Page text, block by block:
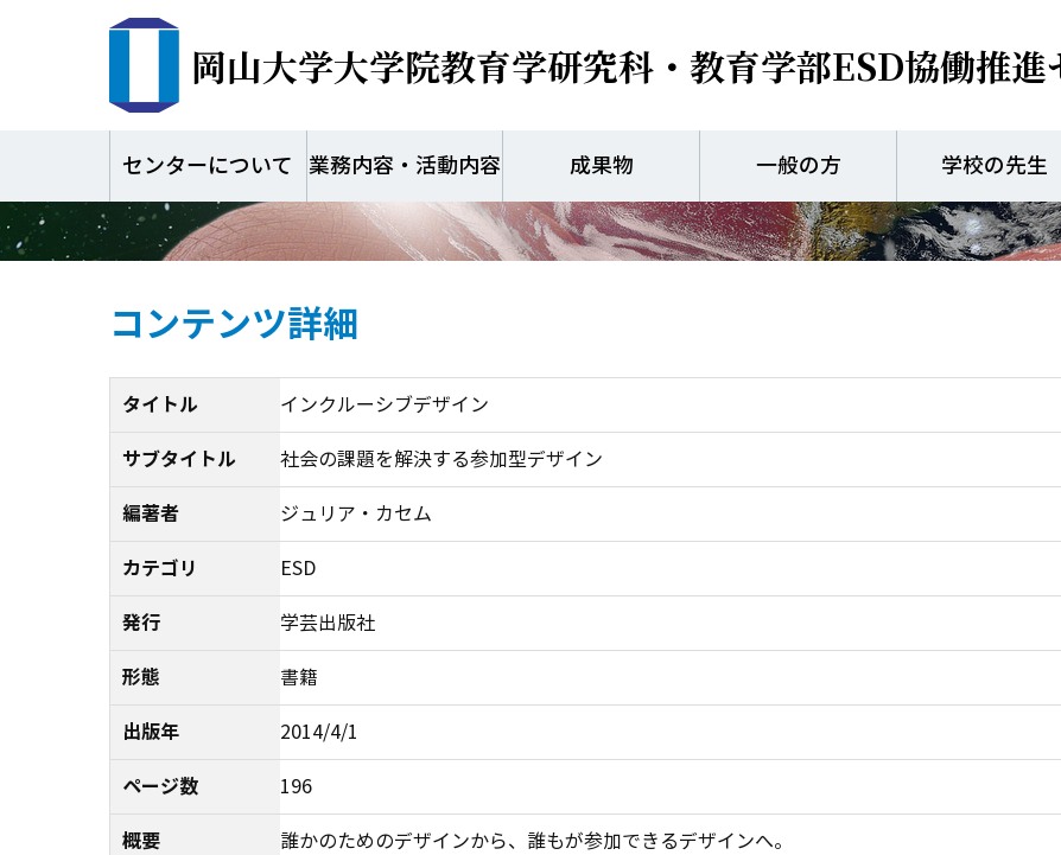
岡山大学大学院教育学研究科・教育学部ESD協働推進
センターについて 業務内容・活動内容 成果物 一般の方 学校の先生
インクルーシブデザイン
コンテンツ詳細
タイトル インクルーシブデザイン
サブタイトル 社会の課題を解決する参加型デザイン
編著者 ジュリア・カセム
カテゴリ ESD
発行 学芸出版社
形態 書籍
出版年 2014/4/1
ページ数 196
概要 誰かのためのデザインから、誰もが参加できるデザインへ。